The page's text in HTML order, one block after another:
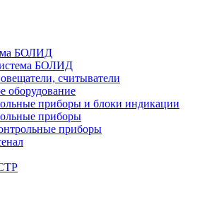
БОЛИД
БОЛИД
считыватели
оборудование
приборы и блоки индикации
приборы
приборы